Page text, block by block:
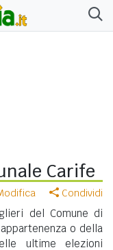
Carife
Condividi
del Comune di
o della
ultime elezioni